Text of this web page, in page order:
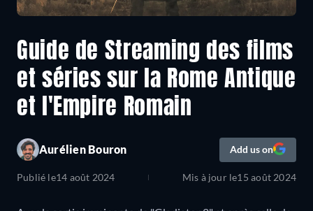
Guide de Streaming des films
et séries sur la Rome Antique
et l'Empire Romain
Aurélien Bouron Add us on
Publié le14 août 2024 Mis à jour le15 août 2024